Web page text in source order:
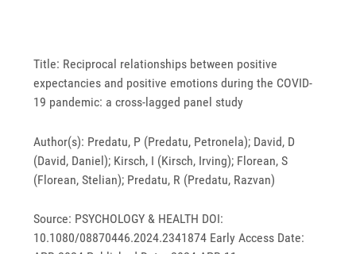
Title: Reciprocal relationships between positive
expectancies and positive emotions during the COVID-
19 pandemic: a cross-lagged panel study
Author(s): Predatu, P (Predatu, Petronela); David, D
(David, Daniel); Kirsch, I (Kirsch, Irving); Florean, S
(Florean, Stelian); Predatu, R (Predatu, Razvan)
Source: PSYCHOLOGY & HEALTH DOI:
10.1080/08870446.2024.2341874 Early Access Date: